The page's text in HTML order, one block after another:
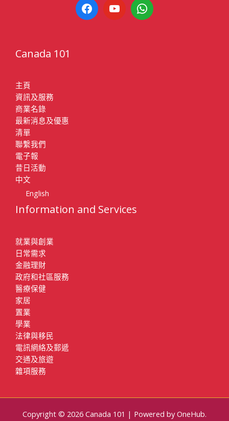
Canada 101
主頁
資訊及服務
商業名錄
最新消息及優惠
清單
聯繫我們
電子報
昔日活動
中文
English
Information and Services
就業與創業
日常需求
金融理財
政府和社區服務
醫療保健
家居
置業
學業
法律與移民
電訊網絡及郵遞
交通及旅遊
雜項服務
Copyright © 2026 Canada 101 | Powered by OneHub.